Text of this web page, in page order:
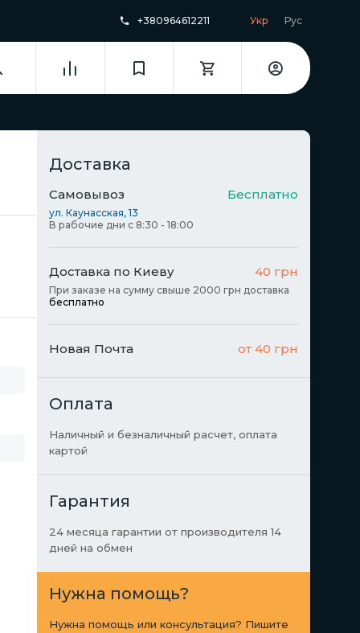
+380964612211 Укр Рус
Доставка
Самовывоз Бесплатно
ул. Каунасская, 13
В рабочие дни с 8:30 - 18:00
Доставка по Киеву 40 грн
При заказе на сумму свыше 2000 грн доставка
бесплатно
Новая Почта от 40 грн
Оплата
Наличный и безналичный расчет, оплата
картой
Гарантия
24 месяца гарантии от производителя 14
дней на обмен
Нужна помощь?
Нужна помощь или консультация? Пишите